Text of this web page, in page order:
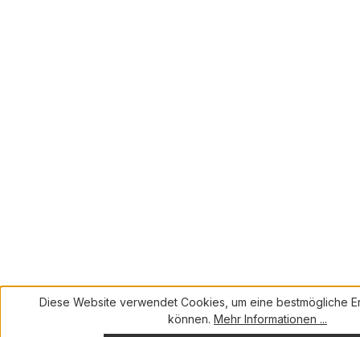
Diese Website verwendet Cookies, um eine bestmögliche
können. Mehr Informationen ...